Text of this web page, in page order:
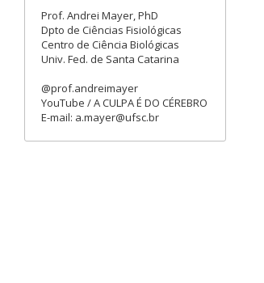
Prof. Andrei Mayer, PhD
Dpto de Ciências Fisiológicas
Centro de Ciência Biológicas
Univ. Fed. de Santa Catarina
@prof.andreimayer
YouTube / A CULPA É DO CÉREBRO
E-mail: a.mayer@ufsc.br